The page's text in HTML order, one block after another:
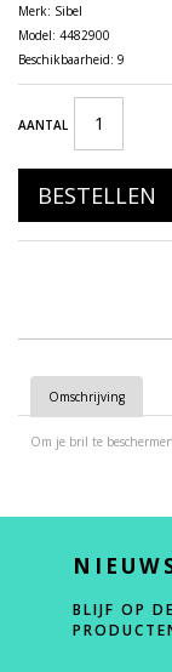
Merk: Sibel
Model: 4482900
Beschikbaarheid: 9
AANTAL
BESTELLEN
Omschrijving
Om je bril te
BLIJF OP